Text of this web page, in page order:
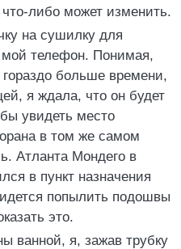
либо может изменить.
на сушилку для
мой телефон. Понимая,
гораздо больше времени,
я ждала, что он будет
увидеть место
в том же самом
Атланта Мондего в
в пункт назначения
попылить подошвы
это.
ванной, я, зажав трубку